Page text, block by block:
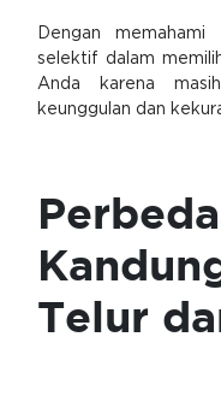
Dengan
selektif dalam
Anda karena
keunggulan dan
Telur